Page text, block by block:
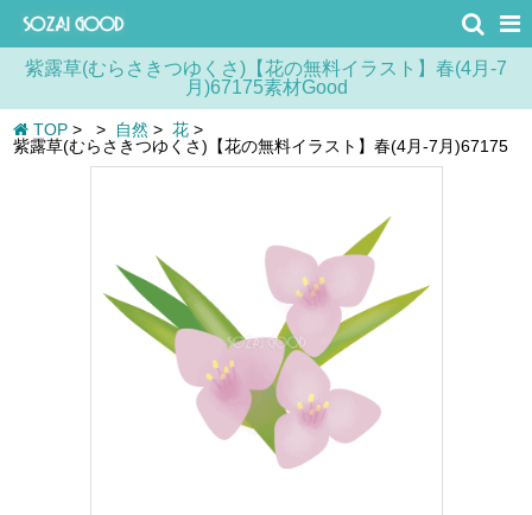
紫露草(むらさきつゆくさ)【花の無料イラスト】春(4月-7
月)67175素材Good
TOP > > 自然 > 花 >
紫露草(むらさきつゆくさ)【花の無料イラスト】春(4月-7月)67175